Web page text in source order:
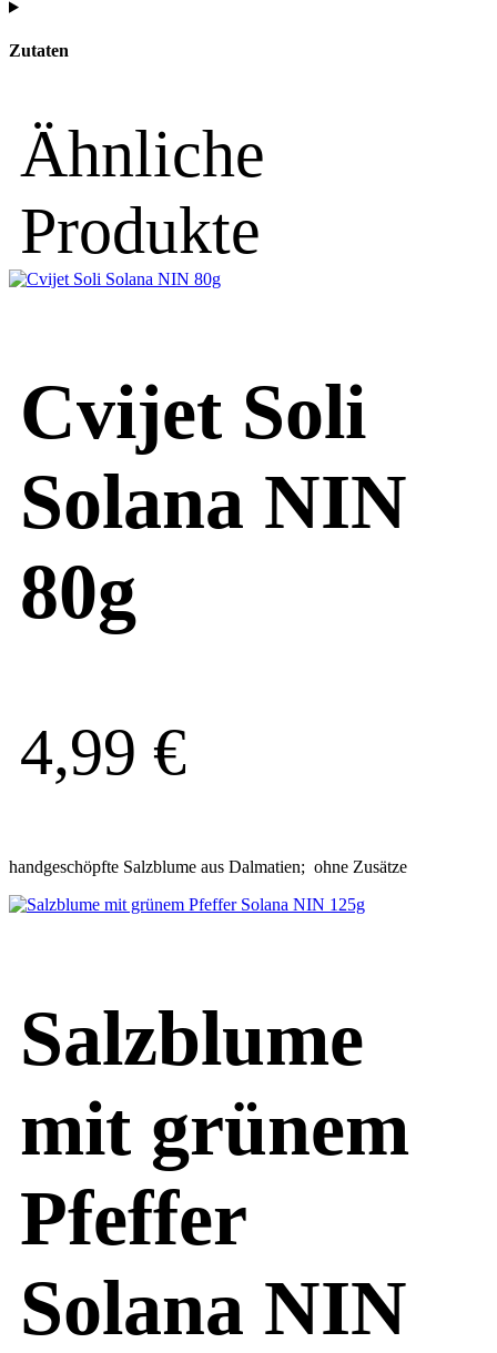
Zutaten
Ähnliche
Produkte
Cvijet Soli
Solana NIN
80g
4,99 €
handgeschöpfte Salzblume aus Dalmatien; ohne Zusätze
Salzblume
mit grünem
Pfeffer
Solana NIN